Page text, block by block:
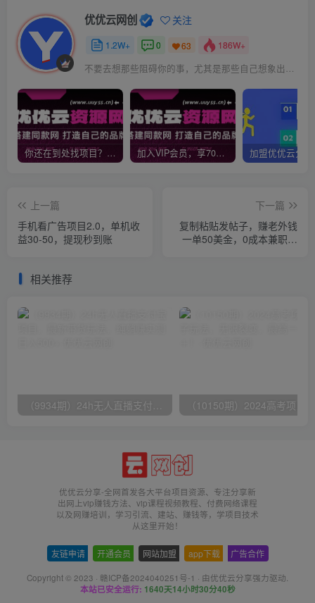
优优云网创 关注
1.2W+ 0 63 186W+
不要去想那些阻碍你的事，尤其是那些自己想象出来的事
你还在到处找项目？还在当韭菜？我靠网创资源站一个月收入5万+，曾经我也是个失败者。 加入VIP会员，享70%的推广提成，免费学习多种网上创业课程，菜鸟秒变大神！
上一篇
手机看广告项目2.0，单机收
益30-50，提现秒到账
下一篇
复制粘贴发帖子，赚老外钱
一单50美金，0成本兼职副
相关推荐
优优云分享-全网首发各大平台项目资源、专注分享新
出网上vip赚钱方法、vip课程视频教程、付费网络课程
以及网赚培训，学习引流、建站、赚钱等，学项目技术
从这里开始！
友链申请 开通会员 网站加盟 app下载 广告合作
Copyright © 2023 · 赣ICP备2024040251号-1 · 由优优云分享强力驱动.
本站已安全运行: 1640天14小时30分40秒